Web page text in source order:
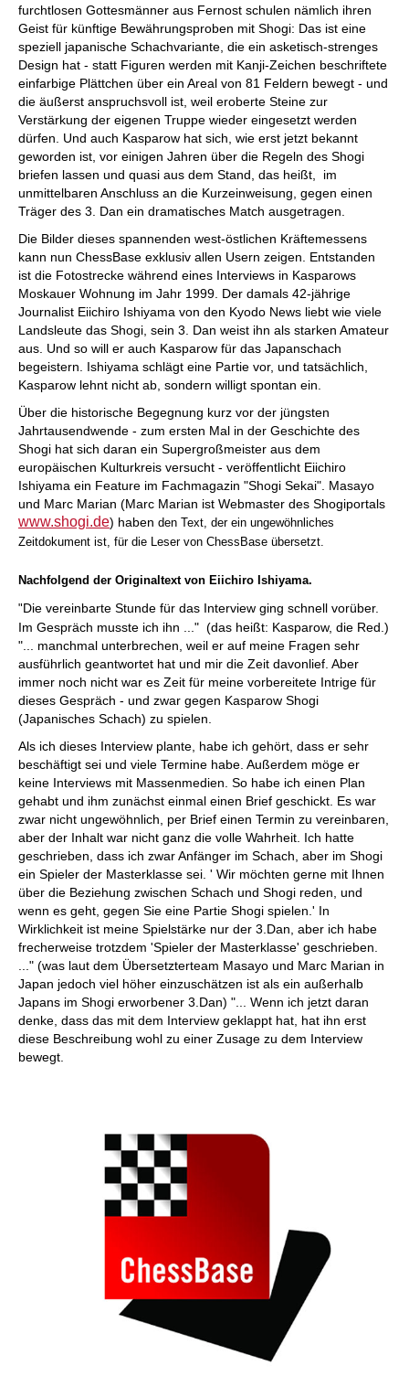
furchtlosen Gottesmänner aus Fernost schulen nämlich ihren
Geist für künftige Bewährungsproben mit Shogi: Das ist eine
speziell japanische Schachvariante, die ein asketisch-strenges
Design hat - statt Figuren werden mit Kanji-Zeichen beschriftete
einfarbige Plättchen über ein Areal von 81 Feldern bewegt - und
die äußerst anspruchsvoll ist, weil eroberte Steine zur
Verstärkung der eigenen Truppe wieder eingesetzt werden
dürfen. Und auch Kasparow hat sich, wie erst jetzt bekannt
geworden ist, vor einigen Jahren über die Regeln des Shogi
briefen lassen und quasi aus dem Stand, das heißt, im
unmittelbaren Anschluss an die Kurzeinweisung, gegen einen
Träger des 3. Dan ein dramatisches Match ausgetragen.
Die Bilder dieses spannenden west-östlichen Kräftemessens
kann nun ChessBase exklusiv allen Usern zeigen. Entstanden
ist die Fotostrecke während eines Interviews in Kasparows
Moskauer Wohnung im Jahr 1999. Der damals 42-jährige
Journalist Eiichiro Ishiyama von den Kyodo News liebt wie viele
Landsleute das Shogi, sein 3. Dan weist ihn als starken Amateur
aus. Und so will er auch Kasparow für das Japanschach
begeistern. Ishiyama schlägt eine Partie vor, und tatsächlich,
Kasparow lehnt nicht ab, sondern willigt spontan ein.
Über die historische Begegnung kurz vor der jüngsten
Jahrtausendwende - zum ersten Mal in der Geschichte des
Shogi hat sich daran ein Supergroßmeister aus dem
europäischen Kulturkreis versucht - veröffentlicht Eiichiro
Ishiyama ein Feature im Fachmagazin "Shogi Sekai". Masayo
und Marc Marian (Marc Marian ist Webmaster des Shogiportals
www.shogi.de) haben den Text, der ein ungewöhnliches
Zeitdokument ist, für die Leser von ChessBase übersetzt.
Nachfolgend der Originaltext von Eiichiro Ishiyama.
"Die vereinbarte Stunde für das Interview ging schnell vorüber.
Im Gespräch musste ich ihn ..." (das heißt: Kasparow, die Red.)
"... manchmal unterbrechen, weil er auf meine Fragen sehr
ausführlich geantwortet hat und mir die Zeit davonlief. Aber
immer noch nicht war es Zeit für meine vorbereitete Intrige für
dieses Gespräch - und zwar gegen Kasparow Shogi
(Japanisches Schach) zu spielen.
Als ich dieses Interview plante, habe ich gehört, dass er sehr
beschäftigt sei und viele Termine habe. Außerdem möge er
keine Interviews mit Massenmedien. So habe ich einen Plan
gehabt und ihm zunächst einmal einen Brief geschickt. Es war
zwar nicht ungewöhnlich, per Brief einen Termin zu vereinbaren,
aber der Inhalt war nicht ganz die volle Wahrheit. Ich hatte
geschrieben, dass ich zwar Anfänger im Schach, aber im Shogi
ein Spieler der Masterklasse sei. ' Wir möchten gerne mit Ihnen
über die Beziehung zwischen Schach und Shogi reden, und
wenn es geht, gegen Sie eine Partie Shogi spielen.' In
Wirklichkeit ist meine Spielstärke nur der 3.Dan, aber ich habe
frecherweise trotzdem 'Spieler der Masterklasse' geschrieben.
..." (was laut dem Übersetzterteam Masayo und Marc Marian in
Japan jedoch viel höher einzuschätzen ist als ein außerhalb
Japans im Shogi erworbener 3.Dan) "... Wenn ich jetzt daran
denke, dass das mit dem Interview geklappt hat, hat ihn erst
diese Beschreibung wohl zu einer Zusage zu dem Interview
bewegt.